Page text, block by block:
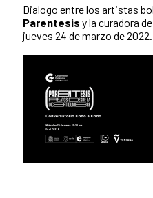
Dialogo entre los artistas
Parentesis y la curadora
jueves 24 de marzo de 2022.